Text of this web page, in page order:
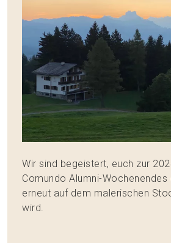
Wir sind begeistert, euch zur
Comundo Alumni-Wochenendes
erneut auf dem malerischen
wird.